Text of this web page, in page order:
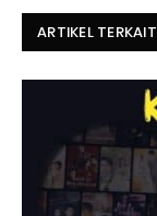
ARTIKEL TERKAIT